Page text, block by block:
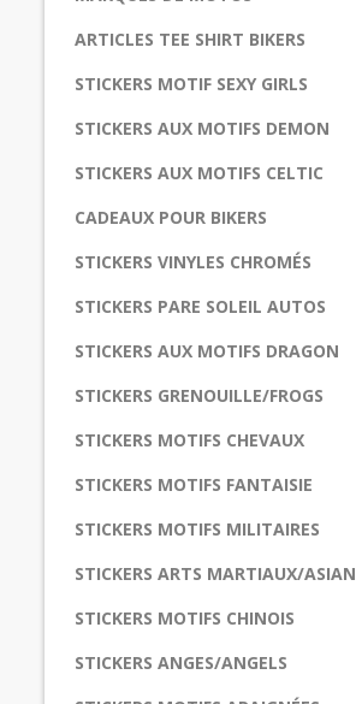
ARTICLES TEE SHIRT BIKERS
STICKERS MOTIF SEXY GIRLS
STICKERS AUX MOTIFS DEMON
STICKERS AUX MOTIFS CELTIC
CADEAUX POUR BIKERS
STICKERS VINYLES CHROMÉS
STICKERS PARE SOLEIL AUTOS
STICKERS AUX MOTIFS DRAGON
STICKERS GRENOUILLE/FROGS
STICKERS MOTIFS CHEVAUX
STICKERS MOTIFS FANTAISIE
STICKERS MOTIFS MILITAIRES
STICKERS ARTS MARTIAUX/ASIAN
STICKERS MOTIFS CHINOIS
STICKERS ANGES/ANGELS